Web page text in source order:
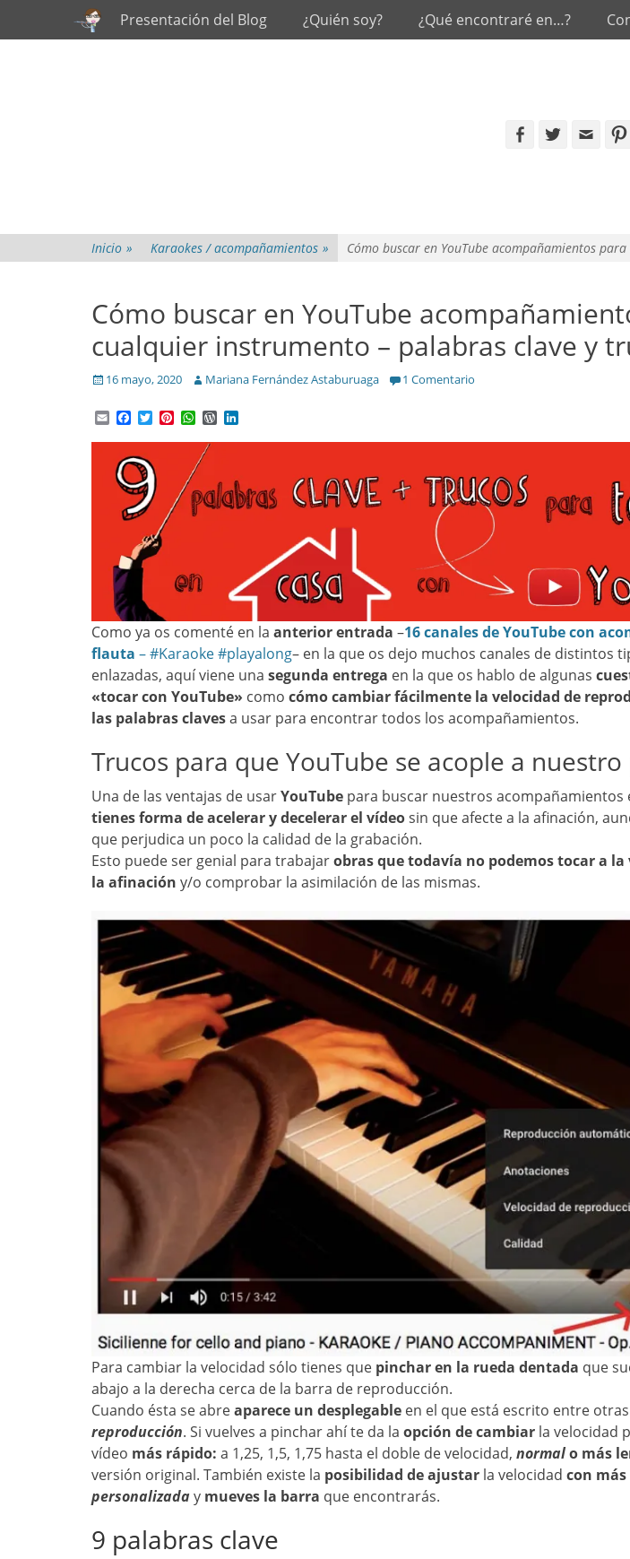
Skip
to
Primary Menu
Presentación del Blog ¿Quién soy? ¿Qué encontraré en…?
Facebook
Twitter Email
Inicio » Karaokes / acompañamientos » Cómo buscar en YouTube acompañamientos
Cómo buscar en YouTube
cualquier instrumento – palabras clave y
Posted
16 mayo, 2020 Author
Mariana Fernández Astaburuaga 1 Comentario
EmailFacebook
TwitterPinterest
WhatsApp
WordPress
Como ya os comenté en la anterior entrada –16 canales de YouTube con
flauta – #Karaoke #playalong– en la que os dejo muchos canales de distintos
enlazadas, aquí viene una segunda entrega en la que os hablo de algunas
«tocar con YouTube» como cómo cambiar fácilmente la velocidad de
las palabras clavesa usar para encontrar todos los acompañamientos.
Trucos para que YouTube se acople a
Una de las ventajas de usarYouTube para buscar nuestros acompañamientos
tienes forma de acelerar y decelerar el vídeosin que afecte a la afinación,
que perjudica un poco la calidad de la grabación.
Esto puede ser genial para trabajarobras que todavía no podemos tocar a la
la afinación y/o comprobar la asimilación de las mismas.
Para cambiar la velocidad sólo tienes que pinchar en la rueda dentada que
abajo a la derecha cerca de la barra de reproducción.
Cuando ésta se abreaparece un desplegable en el que está escrito entre
reproducción. Si vuelves a pinchar ahí te da la opción de cambiar la velocidad
vídeo más rápido: a 1,25, 1,5, 1,75 hasta el doble de velocidad, normalo más
versión original. También existe la posibilidad de ajustar la velocidad con
personalizaday mueves la barra que encontrarás.
9 palabras clave